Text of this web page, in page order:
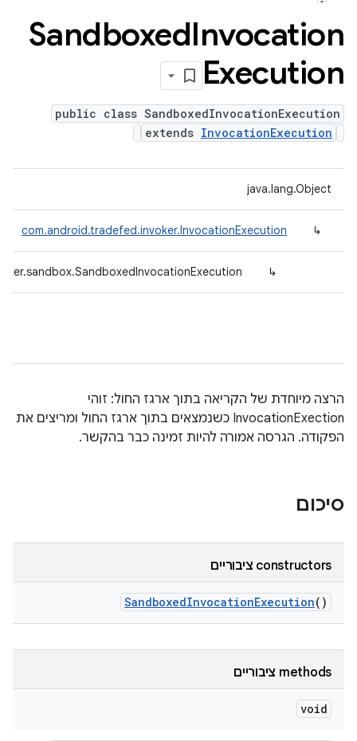
SandboxedInvocation
Execution
public class SandboxedInvocationExecution
extends InvocationExecution
java.lang.Object
↳
com.android.tradefed.invoker.InvocationExecution
↳
הרצה מיוחדת של הקריאה בתוך ארגז החול: זוהי
InvocationExection כשנמצאים בתוך ארגז החול ומריצים את
הפקודה. הגרסה אמורה להיות זמינה כבר בהקשר.
סיכום
‫constructors ציבוריים
SandboxedInvocationExecution()
‫methods ציבוריים
void